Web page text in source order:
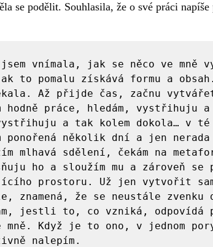
se podělit. Souhlasila, že o své práci napíše
vnímala, jak se něco ve mně
to pomalu získává formu a
Až přijde čas, začnu
hodně práce, hledám, vystřihuju a
a tak kolem dokola… v té
několik dní a jen nerada
mlhavá sdělení, čekám na
ho a sloužím mu a zároveň se
prostoru. Už jen vytvořit
znamená, že se neustále zvenku
jestli to, co vzniká, odpovídá
mně. Když je to ono, v jednom
nalepím.